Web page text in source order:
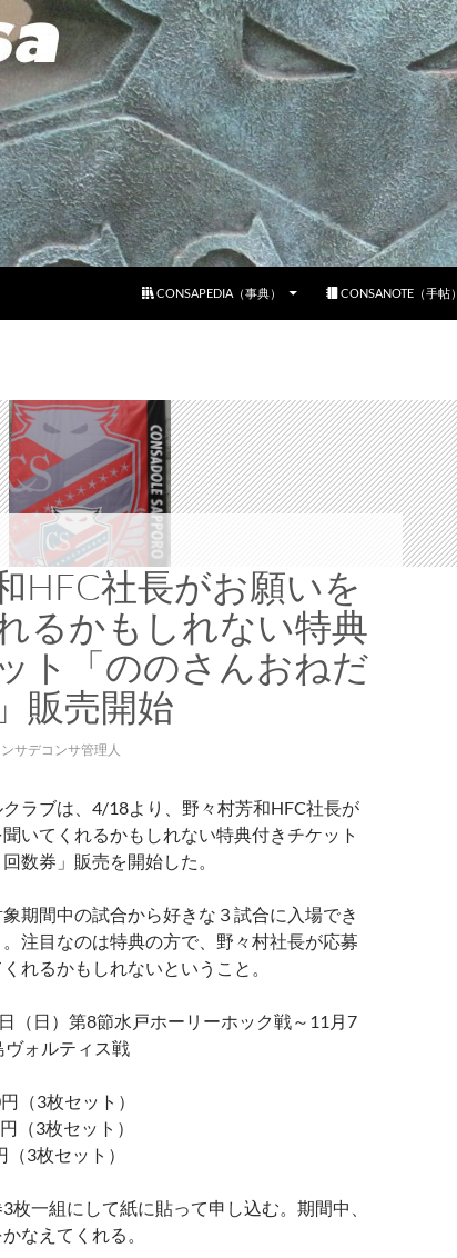
CONSAPEDIA（事典）
CONSANOTE（手帖）
HFC社長がお願いを
るかもしれない特典
ト「ののさんおねだ
販売開始
ンサデコンサ管理人
ラブは、4/18より、野々村芳和HFC社長が
いてくれるかもしれない特典付きチケット
数券」販売を開始した。
期間中の試合から好きな３試合に入場でき
注目なのは特典の方で、野々村社長が応募
れるかもしれないということ。
（日）第8節水戸ホーリーホック戦～11月7
ヴォルティス戦
（3枚セット）
（3枚セット）
3枚セット）
枚一組にして紙に貼って申し込む。期間中、
なえてくれる。